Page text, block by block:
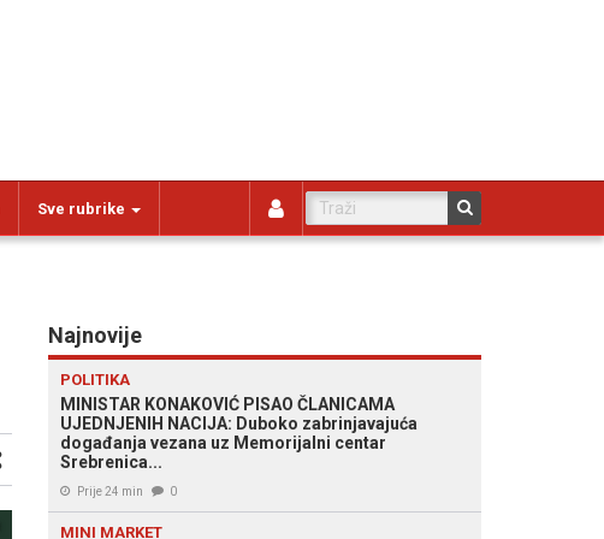
Sve rubrike
Najnovije
POLITIKA
MINISTAR KONAKOVIĆ PISAO ČLANICAMA
UJEDNJENIH NACIJA: Duboko zabrinjavajuća
događanja vezana uz Memorijalni centar
Srebrenica...
Prije 24 min 0
MINI MARKET